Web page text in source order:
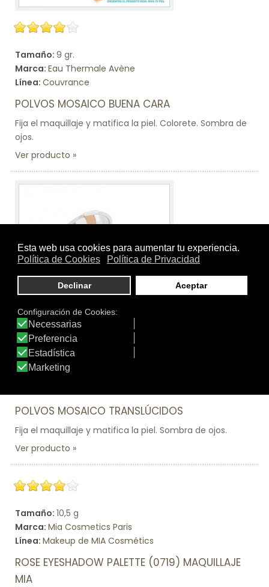
Tamaño: 9 gr.
Marca: Eau Thermale Avène
Línea: Couvrance
POLVOS MOSAICO BUENA CARA
Fija el maquillaje y matifica la piel. Colorete. Sombra de
ojos.
Ver producto
Tamaño:9 gr.
Marca:
Eau Thermale Avène
POLVOS MOSAICO TRANSLÚCIDOS
Fija el maquillaje y matifica la piel. Sombra de ojos.
Ver producto
Tamaño: 10,5 g
Marca: Mia Cosmetics Paris
Línea: Makeup de MIA Cosmétics
ROSE EYESHADOW PALETTE (0719) MAQUILLAJE
MIA